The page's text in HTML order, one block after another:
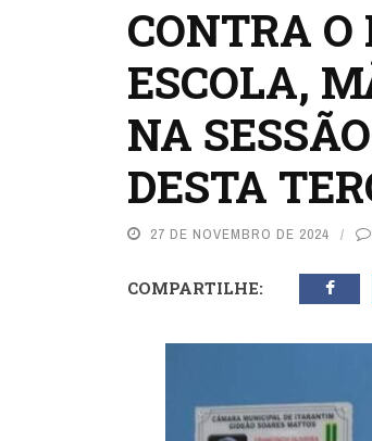
CONTRA O
ESCOLA,
NA
DESTA
27 DE NOVEMBRO DE 2024
COMPARTILHE: